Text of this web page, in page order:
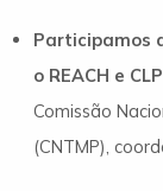
Participamos
o REACH e CLP
Comissão
(CNTMP),